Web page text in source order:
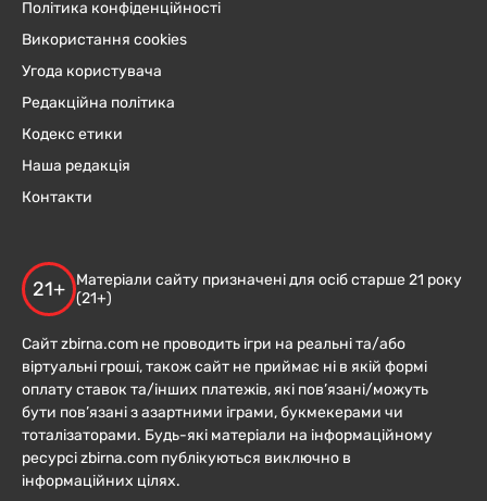
Політика конфіденційності
Використання cookies
Угода користувача
Редакційна політика
Кодекс етики
Наша редакція
Контакти
21+
Матеріали сайту призначені для осіб старше 21 року
(21+)
Сайт zbirna.com не проводить ігри на реальні та/або
віртуальні гроші, також сайт не приймає ні в якій формі
оплату ставок та/інших платежів, які пов’язані/можуть
бути пов’язані з азартними іграми, букмекерами чи
тоталізаторами. Будь-які матеріали на інформаційному
ресурсі zbirna.com публікуються виключно в
інформаційних цілях.